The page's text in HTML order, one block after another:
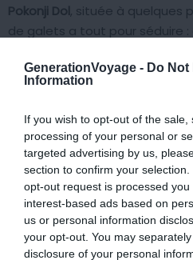
GenerationVoyage - Do
Information
If you wish to opt-out of the
processing of your personal or
targeted advertising by us,
section to confirm your
opt-out request is processed
interest-based ads based on
us or personal information
your opt-out. You may
disclosure of your personal
Pokonji Dol, située à quelques
de galets a tout pour séduire :
enchanteresses et cadre
Plus au sud, vous pourrez
plage deMalo Zarace
Au nord-ouest de Stari Grad,
Brizenicavalent également le
baignerez ici au milieu des
l’est, la plage deMaslinicaest
spot pour profiter de la mer et
cadre.